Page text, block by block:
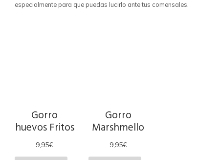
especialmente para que puedas lucirlo ante tus comensales.
Gorro
huevos Fritos
9,95€
Gorro
Marshmello
9,95€